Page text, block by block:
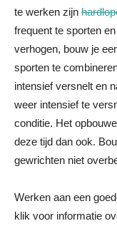
te werken zijn
frequent te sporten
verhogen, bouw je
sporten te
intensief versnelt en
weer intensief te
conditie. Het
deze tijd dan ook.
gewrichten niet
Werken aan een
klik voor informatie